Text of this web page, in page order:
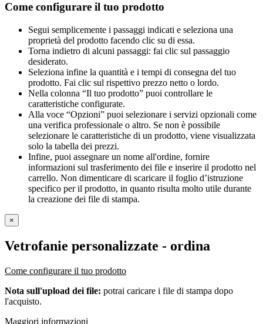
Come configurare il tuo prodotto
Segui semplicemente i passaggi indicati e seleziona una
proprietà del prodotto facendo clic su di essa.
Torna indietro di alcuni passaggi: fai clic sul passaggio
desiderato.
Seleziona infine la quantità e i tempi di consegna del tuo
prodotto. Fai clic sul rispettivo prezzo netto o lordo.
Nella colonna “Il tuo prodotto” puoi controllare le
caratteristiche configurate.
Alla voce “Opzioni” puoi selezionare i servizi opzionali come
una verifica professionale o altro. Se non è possibile
selezionare le caratteristiche di un prodotto, viene visualizzata
solo la tabella dei prezzi.
Infine, puoi assegnare un nome all'ordine, fornire
informazioni sul trasferimento dei file e inserire il prodotto nel
carrello. Non dimenticare di scaricare il foglio d’istruzione
specifico per il prodotto, in quanto risulta molto utile durante
la creazione dei file di stampa.
×
Vetrofanie personalizzate - ordina
Come configurare il tuo prodotto
Nota sull'upload dei file: potrai caricare i file di stampa dopo
l'acquisto.
Maggiori informazioni